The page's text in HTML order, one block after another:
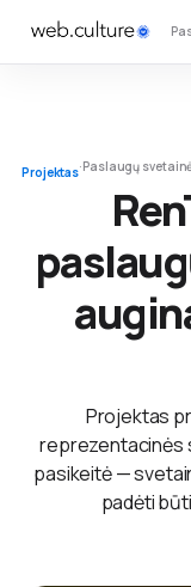
Projektas·Paslaugų
Projektas
reprezentacinės
pasikeitė —
padėti